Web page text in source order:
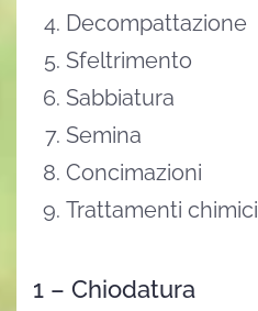
Decompattazione
Sfeltrimento
Sabbiatura
Semina
Concimazioni
Trattamenti chimici
1 – Chiodatura